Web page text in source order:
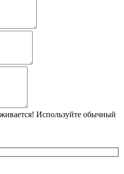
Используйте обычный